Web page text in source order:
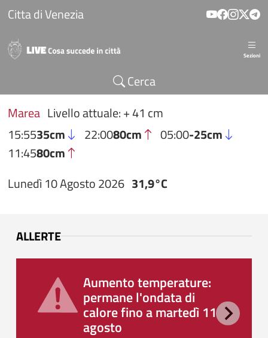
Salta al contenuto principale
Citta di Venezia
Sezioni
Cerca
Marea Livello attuale: + 41 cm
15:5535cm 22:0080cm 05:00-25cm
11:4580cm
Lunedì 10 Agosto 2026 31,9°C
ALLERTE
Aumento temperature:
permane l'ondata di
calore fino a martedì 11
agosto